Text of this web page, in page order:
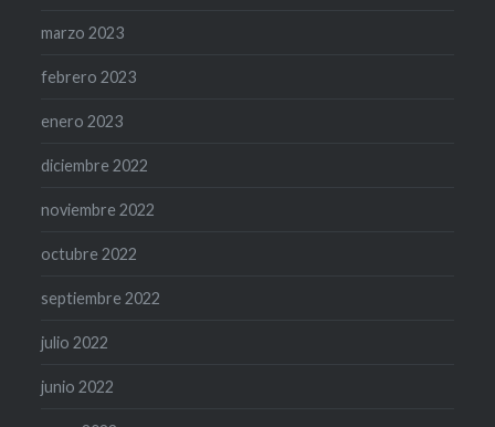
marzo 2023
febrero 2023
enero 2023
diciembre 2022
noviembre 2022
octubre 2022
septiembre 2022
julio 2022
junio 2022